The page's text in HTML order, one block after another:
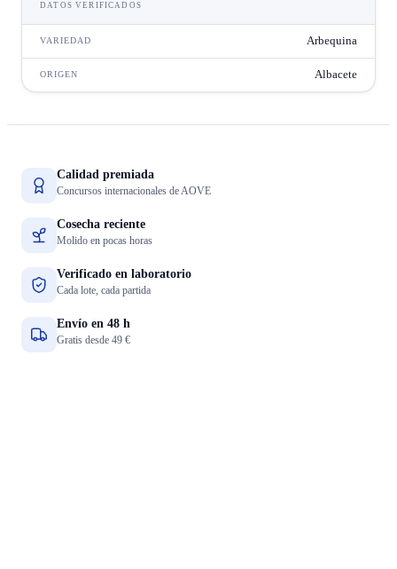
DATOS VERIFICADOS
VARIEDAD Arbequina
ORIGEN Albacete
Calidad premiada
Concursos internacionales de AOVE
Cosecha reciente
Molido en pocas horas
Verificado en laboratorio
Cada lote, cada partida
Envío en 48 h
Gratis desde 49 €